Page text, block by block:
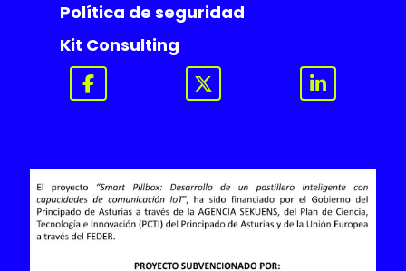
Política de seguridad
Kit Consulting